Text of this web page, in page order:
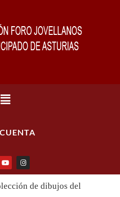
de dibujos del